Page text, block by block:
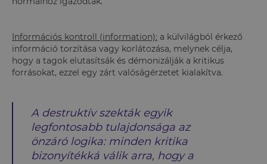
Információs kontroll (information): a külvilágból érkező
információ torzítása vagy korlátozása, melynek célja,
hogy a tagok elutasítsák és démonizálják a kritikus
forrásokat, ezzel egy zárt valóságérzetet kialakítva.
A destruktív szekták egyik
legfontosabb tulajdonsága az
önzáró logika: minden kritika
bizonyítékká válik arra, hogy a